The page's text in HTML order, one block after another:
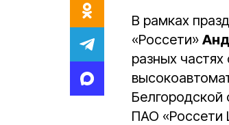
В рамках
«Россети»
разных
Белгородской
ПАО «Россети